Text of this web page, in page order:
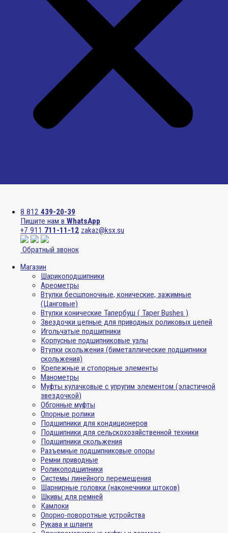
8 812 439-20-39
Пишите нам в WhatsApp
+7 911 711-11-12 zakaz@ksx.su
Обратный звонок
Магазин
Шарикоподшипники
Ареометры
Втулки бесшпоночные, конические, зажимные
(Цанговые)
Втулки конические Тапербуш ( Taper Bushes )
Звездочки цепные для приводных роликовых цепей
Игольчатые подшипники
Корпусные подшипниковые узлы
Втулки скольжения (биметаллические подшипники
скольжения)
Крепежные и стопорные элементы
Манометры
Муфты кулачковые с упругим элементом (эластичной
звездочкой)
Обгонные муфты
Опорные ролики
Подшипники для кондиционеров
Подшипники для сельскохозяйственной техники
Подшипники скольжения
Разъемные подшипниковые опоры
Ремни приводные
Роликоподшипники
Системы линейного перемещения
Шарнирные головки (наконечники штоков)
Шкивы для ремней
Камлоки
Опорно-поворотные устройства
Рукава и шланги